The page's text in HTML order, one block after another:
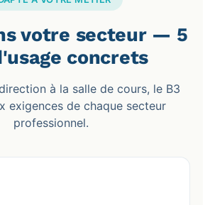
votre secteur — 5
concrets
à la salle de cours, le B3
exigences de chaque secteur
professionnel.